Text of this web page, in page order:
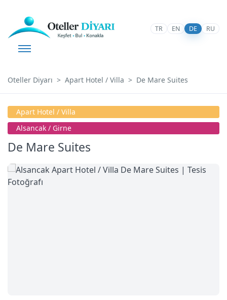
TR EN DE RU
Oteller Diyarı Apart Hotel / Villa De Mare Suites
Apart Hotel / Villa
Alsancak / Girne
De Mare Suites